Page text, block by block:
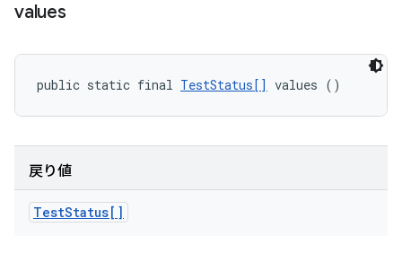
values
public static final TestStatus[] values ()
戻り値
TestStatus[]